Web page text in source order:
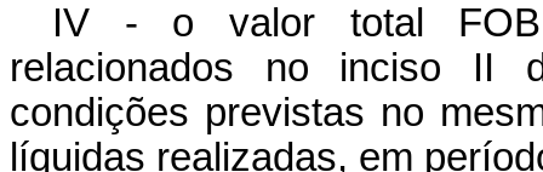
IV - o valor total FOB
relacionados no inciso II
condições previstas no
líquidas realizadas, em